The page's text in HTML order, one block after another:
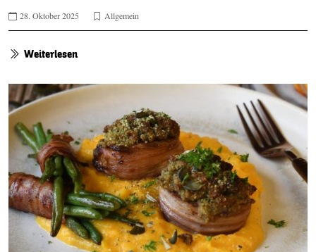
28. Oktober 2025 Allgemein
Weiterlesen